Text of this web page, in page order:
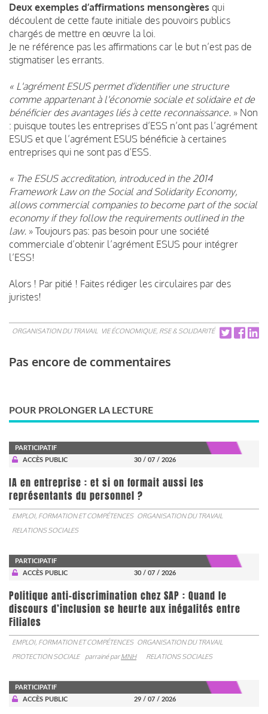
Deux exemples d’affirmations mensongères qui
découlent de cette faute initiale des pouvoirs publics
chargés de mettre en œuvre la loi.
Je ne référence pas les affirmations car le but n’est pas de
stigmatiser les errants.
« L'agrément ESUS permet d'identifier une structure
comme appartenant à l'économie sociale et solidaire et de
bénéficier des avantages liés à cette reconnaissance. » Non
: puisque toutes les entreprises d’ESS n’ont pas l’agrément
ESUS et que l’agrément ESUS bénéficie à certaines
entreprises qui ne sont pas d’ESS.
« The ESUS accreditation, introduced in the 2014
Framework Law on the Social and Solidarity Economy,
allows commercial companies to become part of the social
economy if they follow the requirements outlined in the
law. » Toujours pas: pas besoin pour une société
commerciale d’obtenir l’agrément ESUS pour intégrer
l’ESS!
Alors ! Par pitié ! Faites rédiger les circulaires par des
juristes!
ORGANISATION DU TRAVAIL VIE ÉCONOMIQUE, RSE & SOLIDARITÉ
Pas encore de commentaires
POUR PROLONGER LA LECTURE
PARTICIPATIF
ACCÈS PUBLIC
30 / 07 / 2026
IA en entreprise : et si on formait aussi les
représentants du personnel ?
EMPLOI, FORMATION ET COMPÉTENCES ORGANISATION DU TRAVAIL
RELATIONS SOCIALES
PARTICIPATIF
ACCÈS PUBLIC
30 / 07 / 2026
Politique anti-discrimination chez SAP : Quand le
discours d’inclusion se heurte aux inégalités entre
Filiales
EMPLOI, FORMATION ET COMPÉTENCES ORGANISATION DU TRAVAIL
PROTECTION SOCIALE
parrainé parMNH RELATIONS SOCIALES
PARTICIPATIF
ACCÈS PUBLIC
29 / 07 / 2026